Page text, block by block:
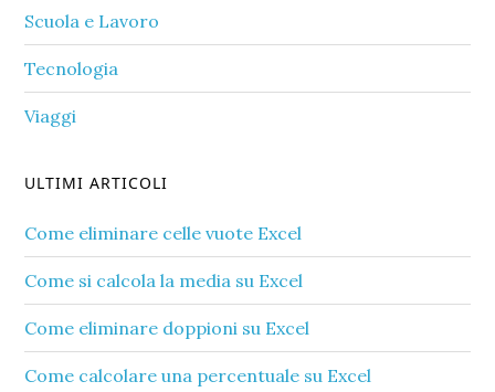
Scuola e Lavoro
Tecnologia
Viaggi
ULTIMI ARTICOLI
Come eliminare celle vuote Excel​
Come si calcola la media su Excel​
Come eliminare doppioni su Excel​
Come calcolare una percentuale su Excel​